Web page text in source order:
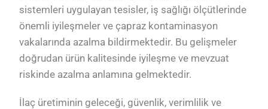
sistemleri uygulayan tesisler, iş sağlığı ölçütlerinde
önemli iyileşmeler ve çapraz kontaminasyon
vakalarında azalma bildirmektedir. Bu gelişmeler
doğrudan ürün kalitesinde iyileşme ve mevzuat
riskinde azalma anlamına gelmektedir.
İlaç üretiminin geleceği, güvenlik, verimlilik ve